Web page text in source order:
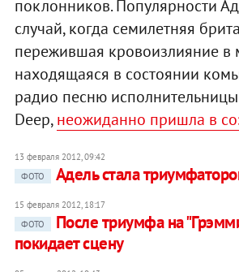
поклонников. Популярности
случай, когда семилетняя
пережившая кровоизлияние в
находящаяся в состоянии
радио песню
Deep,неожиданно пришла в
13 февраля 2012, 09:42
ФОТО
Адель стала
15 февраля 2012, 18:17
ФОТО
После триумфа на
покидает сцену